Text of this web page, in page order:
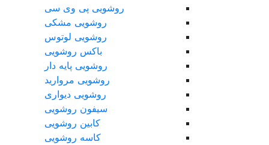
روشویی پی وی سی
روشویی مشکی
روشویی لوتوس
باکس روشویی
روشویی پایه دار
روشویی مروارید
روشویی دیواری
سیفون روشویی
کابین روشویی
کاسه روشویی